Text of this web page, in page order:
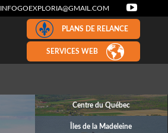
INFOGOEXPLORIA@GMAIL.COM
PLANS DE RELANCE
SERVICES WEB
Centre du Québec
Îles de la Madeleine